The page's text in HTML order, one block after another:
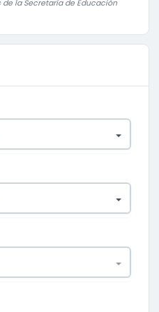
de la Secretaría de Educación